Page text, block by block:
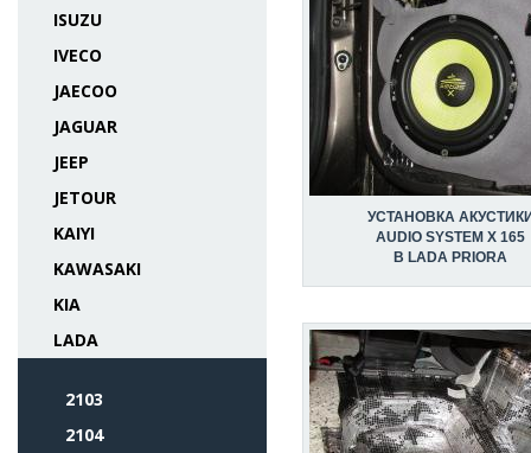
ISUZU
IVECO
JAECOO
JAGUAR
JEEP
JETOUR
KAIYI
KAWASAKI
KIA
LADA
2103
2104
УСТАНОВКА
AUDIO SYSTEM X 165
В LADA PRIORA